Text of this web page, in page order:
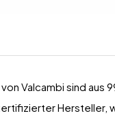
Valcambi sind aus
Hersteller,